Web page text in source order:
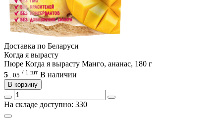
Доcтавка по Беларуси
Когда я вырасту
Пюре Когда я вырасту Манго, ананас, 180 г
5 . 05 / 1 шт В наличии
В корзину
На складе доступно: 330